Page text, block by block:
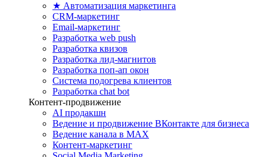
★ Автоматизация маркетинга
CRM-маркетинг
Email-маркетинг
Разработка web push
Разработка квизов
Разработка лид-магнитов
Разработка поп-ап окон
Система подогрева клиентов
Разработка chat bot
Контент-продвижение
AI продакшн
Ведение и продвижение ВКонтакте для бизнеса
Ведение канала в MAX
Контент-маркетинг